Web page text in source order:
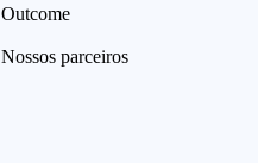
Outcome
Nossos parceiros